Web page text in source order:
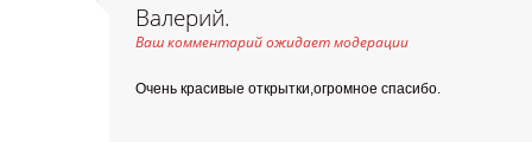
Валерий.
Ваш комментарий ожидает модерации
Очень красивые открытки,огромное спасибо.